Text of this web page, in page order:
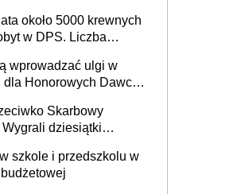
około 5000 krewnych
w DPS. Liczba
wprowadzać ulgi w
dla Honorowych Dawców
Skarbowy
dziesiątki
szkole i przedszkolu w